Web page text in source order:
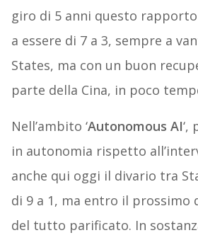
giro di 5 anni questo
a essere di 7 a 3, sempre a
States, ma con un buon
parte della Cina, in poco
Nell’ambito ‘Autonomous AI‘,
in autonomia rispetto
anche qui oggi il divario tra
di 9 a 1, ma entro il prossimo
del tutto parificato. In